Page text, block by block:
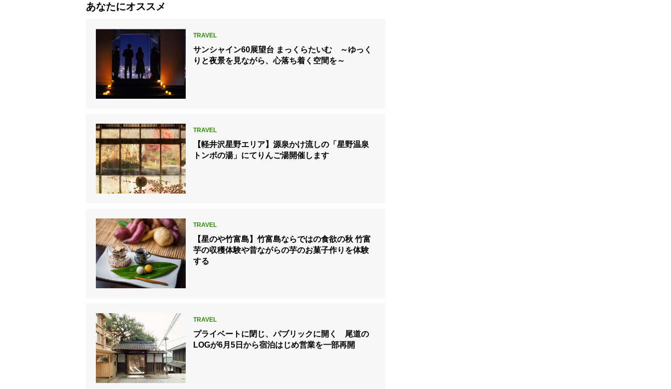
あなたにオススメ
サンシャイン60展望台 まっくらたいむ ～ゆっく
りと夜景を見ながら、心落ち着く空間を～
【軽井沢星野エリア】源泉かけ流しの「星野温泉
トンボの湯」にてりんご湯開催します
【星のや竹富島】竹富島ならではの食欲の秋 竹富
芋の収穫体験や昔ながらの芋のお菓子作りを体験
する
プライベートに閉じ、パブリックに開く 尾道の
LOGが6月5日から宿泊はじめ営業を一部再開